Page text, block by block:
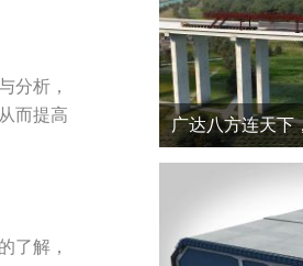
分析，
而提高
了解，